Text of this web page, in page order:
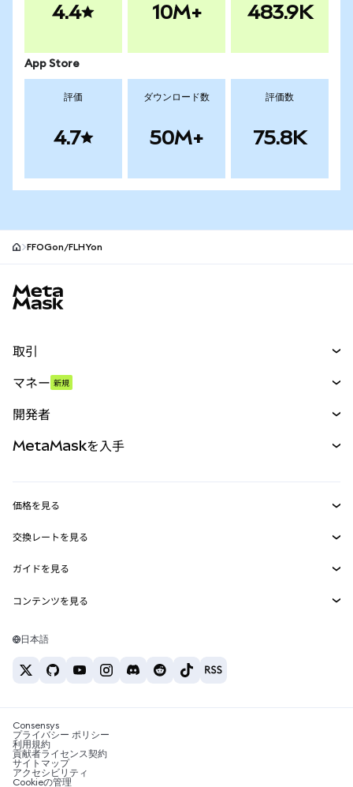
4.4 10M+ 483.9K
App Store
評価
4.7
ダウンロード数
50M+
評価数
75.8K
FFOGon/FLHYon
取引
パーペチュアル
RWA
マネー 新規
開発者
MetaMask Connect
Snaps
Web3サービス
MetaMaskを入手
セキュリティ
サポート
キャリア
お問い合わせ
価格を見る
イーサリアムの価格
Solanaの価格
Tetherの価格
交換レートを見る
ETH→USD
USDT→INR
BTC→INR
ETH→USDT
ガイドを見る
ETHの購入
USDTの購入
SHIBの購入
BNBの購入
コンテンツを見る
Solanaウォレット
税制関連ニュース
暗号資産の購入方法は？
ビットコインを売るには？
日本語
Consensys
プライバシー ポリシー
利用規約
貢献者ライセンス契約
サイトマップ
アクセシビリティ
Cookieの管理